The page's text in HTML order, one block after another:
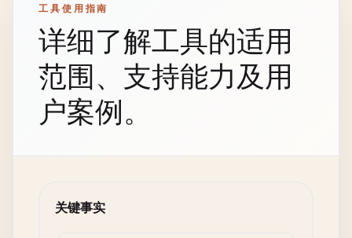
工具使用指南
详细了解工具的适用
范围、支持能力及用
户案例。
关键事实